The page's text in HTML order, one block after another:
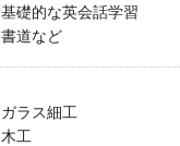
基礎的な英会話学習
書道など
ガラス細工
木工